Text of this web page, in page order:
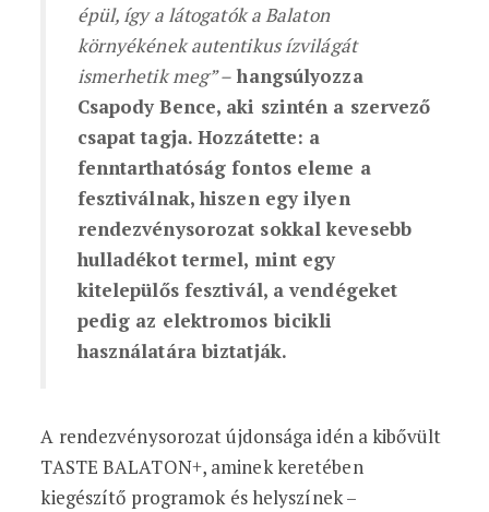
épül, így a látogatók a Balaton
környékének autentikus ízvilágát
ismerhetik meg” – hangsúlyozza
Csapody Bence, aki szintén a szervező
csapat tagja. Hozzátette: a
fenntarthatóság fontos eleme a
fesztiválnak, hiszen egy ilyen
rendezvénysorozat sokkal kevesebb
hulladékot termel, mint egy
kitelepülős fesztivál, a vendégeket
pedig az elektromos bicikli
használatára biztatják.
A rendezvénysorozat újdonsága idén a kibővült
TASTE BALATON+, aminek keretében
kiegészítő programok és helyszínek –